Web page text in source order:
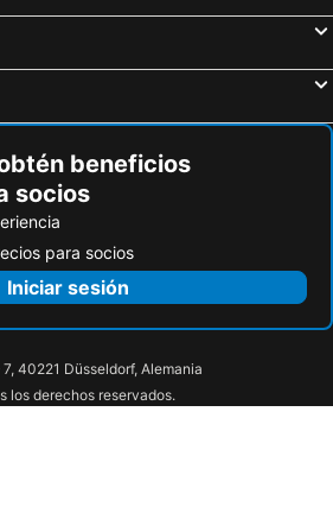
beneficios
socios
para socios
Iniciar sesión
40221 Düsseldorf, Alemania
los derechos reservados.